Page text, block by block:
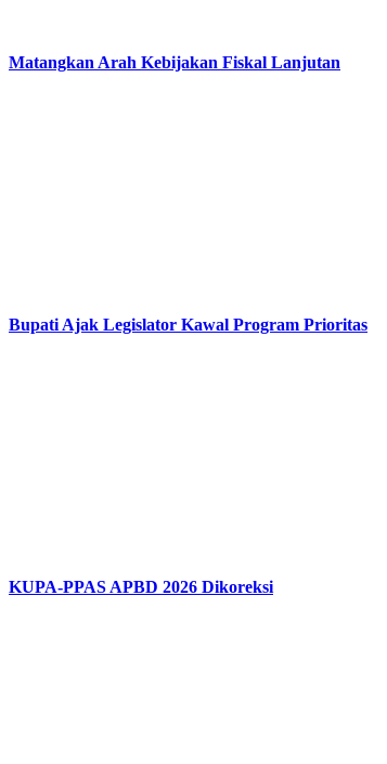
Matangkan Arah Kebijakan Fiskal Lanjutan
Bupati Ajak Legislator Kawal Program Prioritas
KUPA-PPAS APBD 2026 Dikoreksi